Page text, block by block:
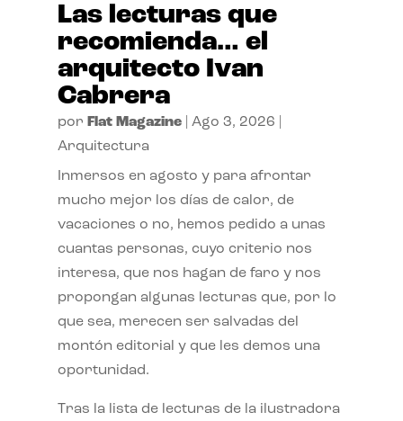
Las lecturas que
recomienda… el
arquitecto Ivan
Cabrera
por Flat Magazine| Ago 3, 2026
Arquitectura
Inmersos en agosto y para afrontar
mucho mejor los días de calor, de
vacaciones o no, hemos pedido a unas
cuantas personas, cuyo criterio nos
interesa, que nos hagan de faro y nos
propongan algunas lecturas que, por lo
que sea, merecen ser salvadas del
montón editorial y que les demos una
oportunidad.
Tras la lista de lecturas de la ilustradora